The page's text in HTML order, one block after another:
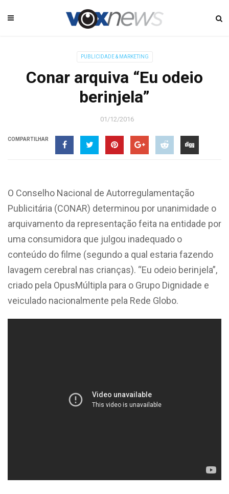
PUBLICIDADE & MARKETING
Conar arquiva “Eu odeio
berinjela”
01/12/2016
COMPARTILHAR
O Conselho Nacional de Autorregulamentação
Publicitária (CONAR) determinou por unanimidade o
arquivamento da representação feita na entidade por
uma consumidora que julgou inadequado o
conteúdo do filme (segundo a qual estaria fazendo
lavagem cerebral nas crianças). “Eu odeio berinjela”,
criado pela OpusMúltipla para o Grupo Dignidade e
veiculado nacionalmente pela Rede Globo.